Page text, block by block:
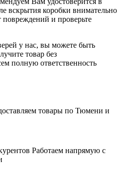
вскрытия коробки внимательно
повреждений и проверьте
у нас, вы можете быть
товар без
полную ответственность
товары по Тюмени и
Работаем напрямую с